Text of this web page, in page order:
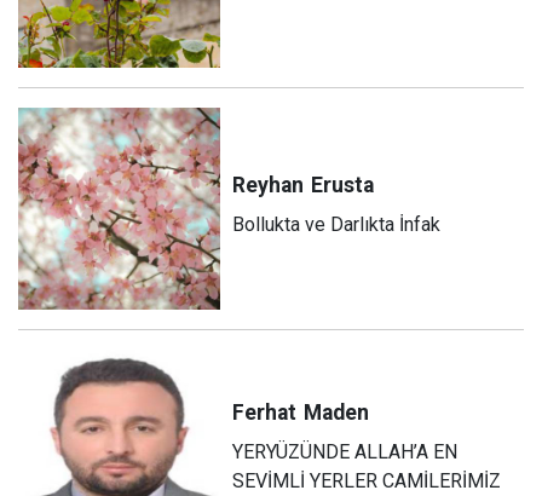
Reyhan Erusta
Bollukta ve Darlıkta İnfak
Ferhat Maden
YERYÜZÜNDE ALLAH’A EN
SEVİMLİ YERLER CAMİLERİMİZ